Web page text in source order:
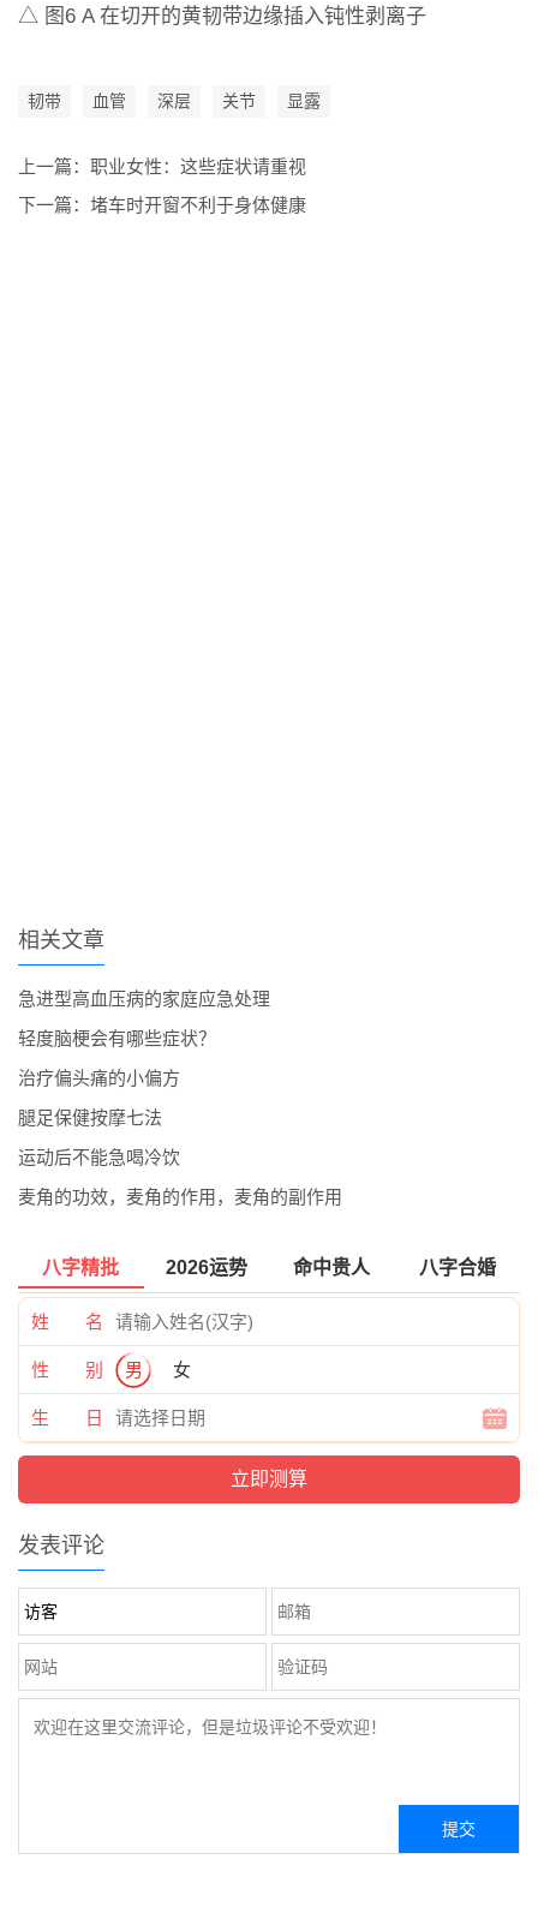
△ 图6 A 在切开的黄韧带边缘插入钝性剥离子
韧带 血管 深层 关节 显露
上一篇： 职业女性：这些症状请重视
下一篇： 堵车时开窗不利于身体健康
相关文章
急进型高血压病的家庭应急处理
轻度脑梗会有哪些症状？
治疗偏头痛的小偏方
腿足保健按摩七法
运动后不能急喝冷饮
麦角的功效，麦角的作用，麦角的副作用
八字精批 2026运势 命中贵人 八字合婚
姓 名
性 别 男 女
生 日
发表评论